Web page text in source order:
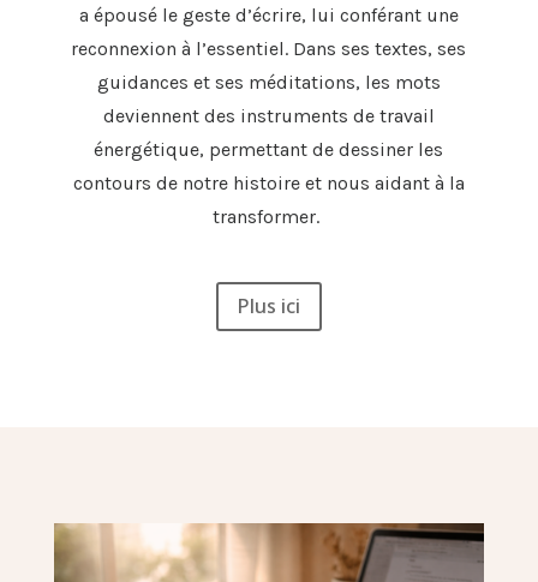
a épousé le geste d’écrire, lui conférant une
reconnexion à l’essentiel. Dans ses textes, ses
guidances et ses méditations, les mots
deviennent des instruments de travail
énergétique, permettant de dessiner les
contours de notre histoire et nous aidant à la
transformer.
Plus ici